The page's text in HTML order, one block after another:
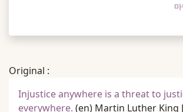
Original :
Injustice anywhere is a threat to
everywhere. (en) Martin Luther King